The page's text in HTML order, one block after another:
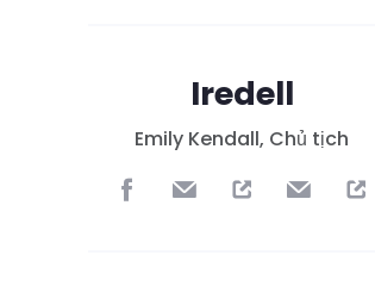
Iredell
Emily Kendall, Chủ tịch